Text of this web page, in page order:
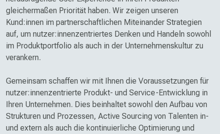
gleichermaßen Priorität haben. Wir zeigen unseren
Kund:innen im partnerschaftlichen Miteinander Strategien
auf, um nutzer:innen­zentriertes Denken und Handeln sowohl
im Produkt­portfolio als auch in der Unternehmens­kultur zu
verankern.
Gemeinsam schaffen wir mit Ihnen die Voraussetzungen für
nutzer:innenzentrierte Produkt- und Service-Entwicklung in
Ihren Unternehmen. Dies beinhaltet sowohl den Aufbau von
Strukturen und Prozessen, Active Sourcing von Talenten in-
und extern als auch die kontinuierliche Optimierung und